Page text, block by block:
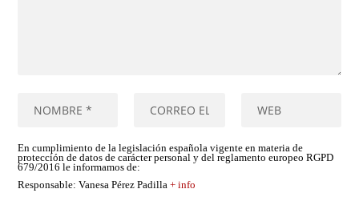
En cumplimiento de la legislación española vigente en materia de
protección de datos de carácter personal y del reglamento europeo RGPD
679/2016 le informamos de:
Responsable: Vanesa Pérez Padilla+ info